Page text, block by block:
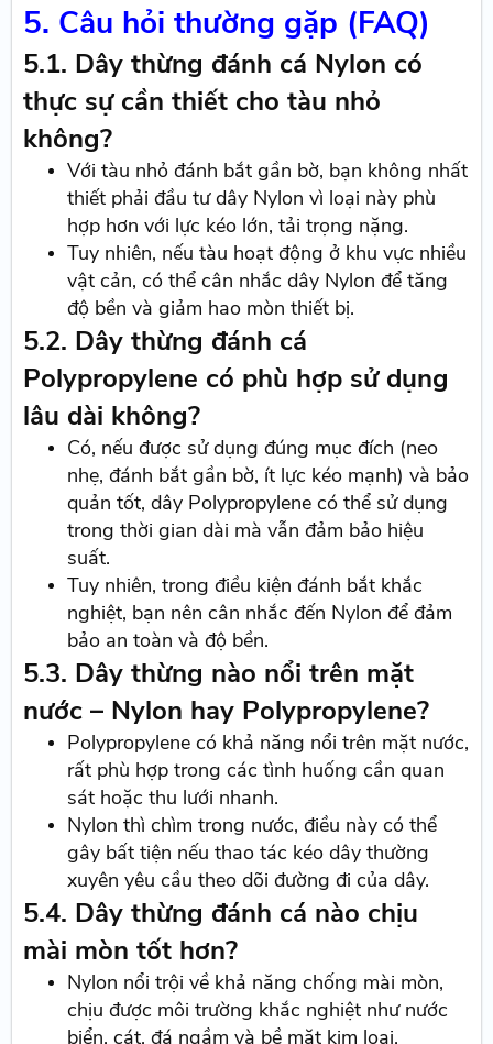
5. Câu hỏi thường gặp (FAQ)
5.1. Dây thừng đánh cá Nylon có
thực sự cần thiết cho tàu nhỏ
không?
Với tàu nhỏ đánh bắt gần bờ, bạn không nhất
thiết phải đầu tư dây Nylon vì loại này phù
hợp hơn với lực kéo lớn, tải trọng nặng.
Tuy nhiên, nếu tàu hoạt động ở khu vực nhiều
vật cản, có thể cân nhắc dây Nylon để tăng
độ bền và giảm hao mòn thiết bị.
5.2. Dây thừng đánh cá
Polypropylene có phù hợp sử dụng
lâu dài không?
Có, nếu được sử dụng đúng mục đích (neo
nhẹ, đánh bắt gần bờ, ít lực kéo mạnh) và bảo
quản tốt, dây Polypropylene có thể sử dụng
trong thời gian dài mà vẫn đảm bảo hiệu
suất.
Tuy nhiên, trong điều kiện đánh bắt khắc
nghiệt, bạn nên cân nhắc đến Nylon để đảm
bảo an toàn và độ bền.
5.3. Dây thừng nào nổi trên mặt
nước – Nylon hay Polypropylene?
Polypropylene có khả năng nổi trên mặt nước,
rất phù hợp trong các tình huống cần quan
sát hoặc thu lưới nhanh.
Nylon thì chìm trong nước, điều này có thể
gây bất tiện nếu thao tác kéo dây thường
xuyên yêu cầu theo dõi đường đi của dây.
5.4. Dây thừng đánh cá nào chịu
mài mòn tốt hơn?
Nylon nổi trội về khả năng chống mài mòn,
chịu được môi trường khắc nghiệt như nước
biển, cát, đá ngầm và bề mặt kim loại.